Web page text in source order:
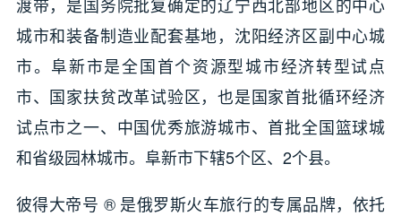
城市和装备制造业配套基地，沈阳经济区副中心城
市。阜新市是全国首个资源型城市经济转型试点
市、国家扶贫改革试验区，也是国家首批循环经济
试点市之一、中国优秀旅游城市、首批全国篮球城
和省级园林城市。阜新市下辖5个区、2个县。
彼得大帝号 ® 是俄罗斯火车旅行的专属品牌，依托